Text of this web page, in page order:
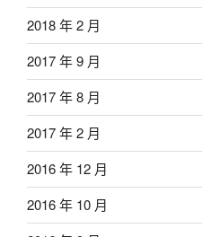
2018 年 2 月
2017 年 9 月
2017 年 8 月
2017 年 2 月
2016 年 12 月
2016 年 10 月